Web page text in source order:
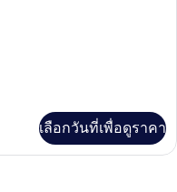
เลือกวันที่เพื่อดูราคา